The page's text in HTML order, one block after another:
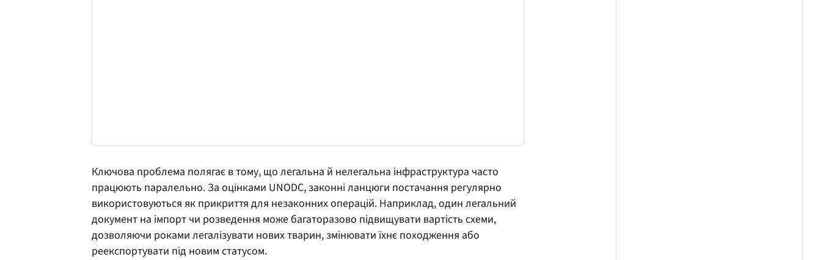
Ключова проблема полягає в тому, що легальна й нелегальна інфраструктура часто
працюють паралельно. За оцінками UNODC, законні ланцюги постачання регулярно
використовуються як прикриття для незаконних операцій. Наприклад, один легальний
документ на імпорт чи розведення може багаторазово підвищувати вартість схеми,
дозволяючи роками легалізувати нових тварин, змінювати їхнє походження або
реекспортувати під новим статусом.